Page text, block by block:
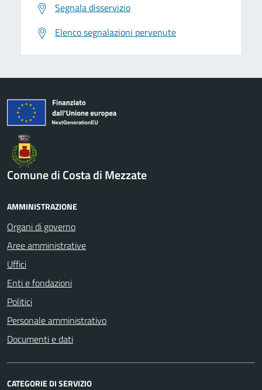
Segnala disservizio
Elenco segnalazioni pervenute
Comune di Costa di Mezzate
AMMINISTRAZIONE
Organi di governo
Aree amministrative
Uffici
Enti e fondazioni
Politici
Personale amministrativo
Documenti e dati
CATEGORIE DI SERVIZIO